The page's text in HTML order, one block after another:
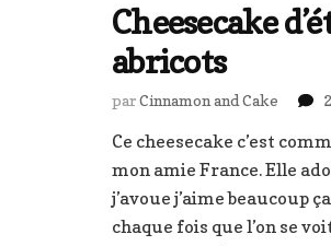
Cheesecake
abricots
parCinnamon and Cake
Ce cheesecake c’est
mon amie France. Elle
j’avoue j’aime beaucoup
chaque fois que l’on se